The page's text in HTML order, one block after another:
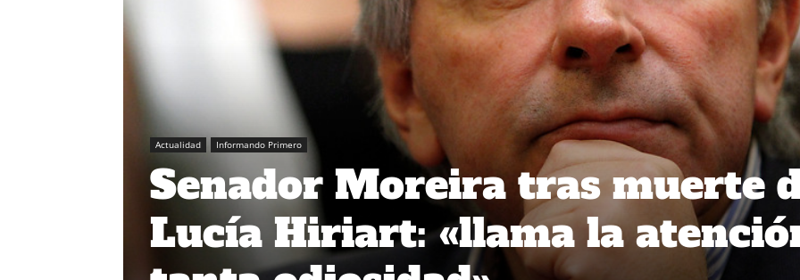
Actualidad Informando Primero
Senador Moreira tras muerte
Lucía Hiriart: «llama la